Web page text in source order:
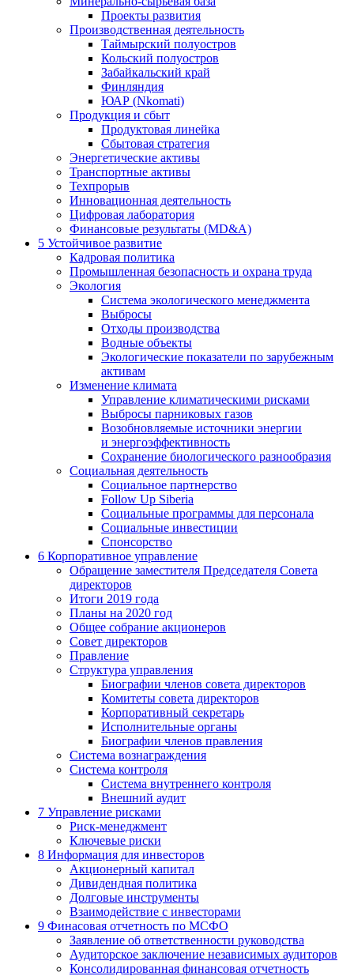
Проекты развития
Производственная деятельность
Таймырский полуостров
Кольский полуостров
Забайкальский край
Финляндия
ЮАР (Nkomati)
Продукция и сбыт
Продуктовая линейка
Сбытовая стратегия
Энергетические активы
Транспортные активы
Техпрорыв
Инновационная деятельность
Цифровая лаборатория
Финансовые результаты (MD&A)
5 Устойчивое развитие
Кадровая политика
Промышленная безопасность и охрана труда
Экология
Система экологического менеджмента
Выбросы
Отходы производства
Водные объекты
Экологические показатели по зарубежным
активам
Изменение климата
Управление климатическими рисками
Выбросы парниковых газов
Возобновляемые источники энергии
и энергоэффективность
Сохранение биологического разнообразия
Социальная деятельность
Социальное партнерство
Follow Up Siberia
Социальные программы для персонала
Социальные инвестиции
Спонсорство
6 Корпоративное управление
Обращение заместителя Председателя Совета
директоров
Итоги 2019 года
Планы на 2020 год
Общее собрание акционеров
Совет директоров
Правление
Структура управления
Биографии членов совета директоров
Комитеты совета директоров
Корпоративный секретарь
Исполнительные органы
Биографии членов правления
Система вознаграждения
Система контроля
Система внутреннего контроля
Внешний аудит
7 Управление рисками
Риск-менеджмент
Ключевые риски
8 Информация для инвесторов
Акционерный капитал
Дивидендная политика
Долговые инструменты
Взаимодействие с инвеcторами
9 Финасовая отчетность по МСФО
Заявление об ответственности руководства
Аудиторское заключение независимых аудиторов
Консолидированная финансовая отчетность